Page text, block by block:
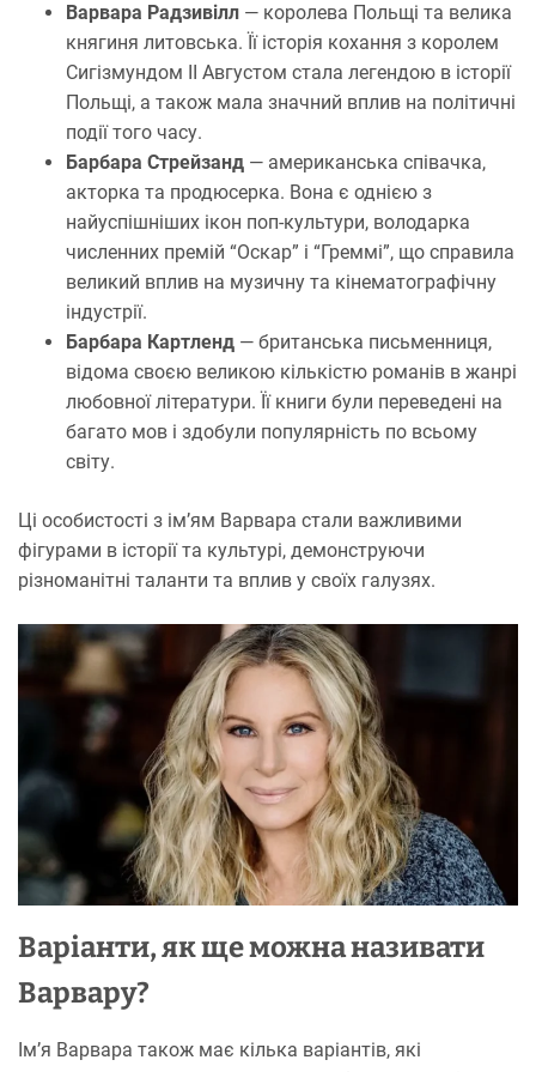
Варвара Радзивілл — королева Польщі та велика
княгиня литовська. Її історія кохання з королем
Сигізмундом II Августом стала легендою в історії
Польщі, а також мала значний вплив на політичні
події того часу.
Барбара Стрейзанд — американська співачка,
акторка та продюсерка. Вона є однією з
найуспішніших ікон поп-культури, володарка
численних премій “Оскар” і “Греммі”, що справила
великий вплив на музичну та кінематографічну
індустрії.
Барбара Картленд — британська письменниця,
відома своєю великою кількістю романів в жанрі
любовної літератури. Її книги були переведені на
багато мов і здобули популярність по всьому
світу.
Ці особистості з ім’ям Варвара стали важливими
фігурами в історії та культурі, демонструючи
різноманітні таланти та вплив у своїх галузях.
Варіанти, як ще можна називати
Варвару?
Ім’я Варвара також має кілька варіантів, які